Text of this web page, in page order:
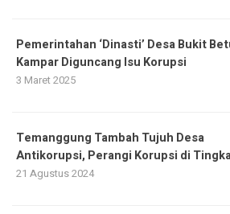
Pemerintahan ‘Dinasti’ Desa Bukit
Kampar Diguncang Isu Korupsi
3 Maret 2025
Temanggung Tambah Tujuh Desa
Antikorupsi, Perangi Korupsi di
21 Agustus 2024